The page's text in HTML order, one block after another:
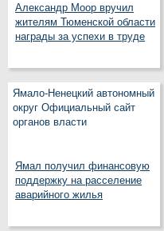
Александр Моор вручил
жителям Тюменской области
награды за успехи в труде
Ямало-Ненецкий автономный
округ Официальный сайт
органов власти
Ямал получил финансовую
поддержку на расселение
аварийного жилья